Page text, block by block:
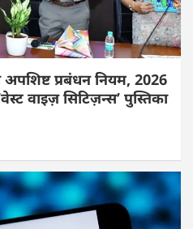
प्रबंधन नियम, 2026
वाइज़ सिटिज़न्स’ पुस्तिका